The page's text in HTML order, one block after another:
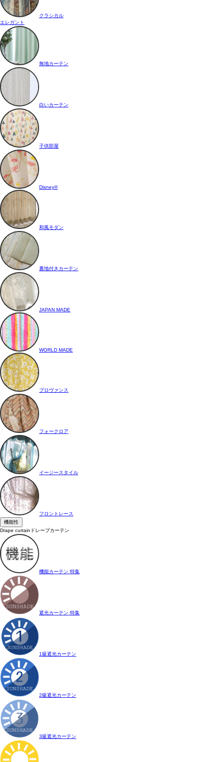
クラシカル
エレガント
無地カーテン
白いカーテン
子供部屋
Disney®
和風モダン
裏地付きカーテン
JAPAN MADE
WORLD MADE
プロヴァンス
フォークロア
イージースタイル
フロントレース
機能性
Drape curtain ドレープカーテン
機能カーテン 特集
遮光カーテン 特集
1級遮光カーテン
2級遮光カーテン
3級遮光カーテン